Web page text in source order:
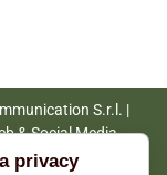
S.r.l. |
& Social Media
privacy